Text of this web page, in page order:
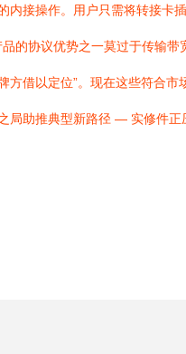
内接操作。用户只需将转接卡
的协议优势之一莫过于传输
方借以定位”。现在这些符合
局助推典型新路径 — 实修件正